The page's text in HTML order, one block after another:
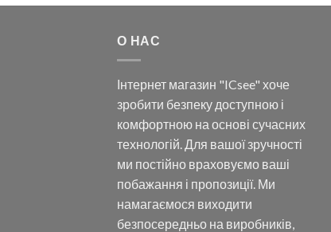
О НАС
Інтернет магазин "ICsee" хоче
зробити безпеку доступною і
комфортною на основі сучасних
технологій. Для вашої зручності
ми постійно враховуємо ваші
побажання і пропозиції. Ми
намагаємося виходити
безпосередньо на виробників,